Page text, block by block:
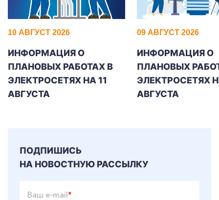
+7-800-700-24-57
Заказать обратный звонок
Частным клиентам
Корпоративным клиентам
10 АВГУСТ 2026
ИНФОРМАЦИЯ О
ПЛАНОВЫХ РАБОТАХ В
ЭЛЕКТРОСЕТЯХ НА 11
АВГУСТА
09 АВГУСТ 2026
ИНФОРМАЦИЯ О
ПЛАНОВЫХ
ЭЛЕКТРОСЕТЯХ
АВГУСТА
ПОДПИШИСЬ
НА НОВОСТНУЮ РАССЫЛКУ
Ваш e-mail*